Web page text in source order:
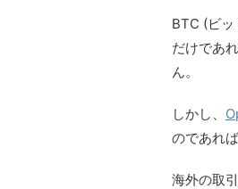
BTC (ビ
だけであれ
ん。
しかし、
のであれ
海外の取